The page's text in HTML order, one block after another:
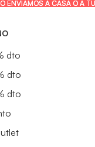
ENVIAMOS A CASA O A
ENVIAMOS A CASA O A
dto
dto
dto